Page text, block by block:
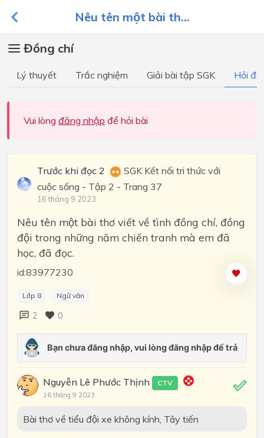
Nêu tên một bài th...
Đồng chí
Lý thuyết Trắc nghiệm Giải bài tập SGK Hỏi
Vui lòng đăng nhập để hỏi bài
Trước khi đọc 2
SGK Kết nối tri thức với
cuộc sống - Tập 2 - Trang 37
16 tháng 9 2023
Nêu tên một bài thơ viết về tình đồng chí, đồng
đội trong những năm chiến tranh mà em đã
học, đã đọc.
id:83977230
Lớp 8 Ngữ văn
2 0
Nguyễn Lê Phước Thịnh CTV
16 tháng 9 2023
Bài thơ về tiểu đội xe không kính, Tây tiến